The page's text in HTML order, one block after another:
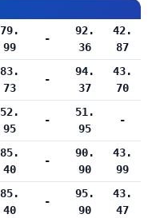
79.
99
-
92.
36
42.
87
83.
73
-
94.
37
43.
70
52.
95
-
51.
95
-
85.
40
-
90.
90
43.
99
85.
40
-
95.
90
43.
47